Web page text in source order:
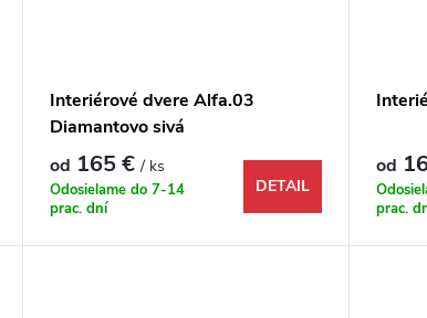
Interiérové dvere Alfa.03
Diamantovo sivá
od 165 €/ ks
Odosielame do 7-14
prac. dní
DETAIL
od
prac.